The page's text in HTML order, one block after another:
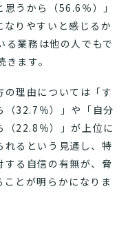
思うから（56.6％）」
りやすいと感じるか
る業務は他の人でもで
ます。
理由については「す
（32.7％）」や「自分
（22.8％）」が上位に
るという見通し、特
する自信の有無が、脅
とが明らかになりま